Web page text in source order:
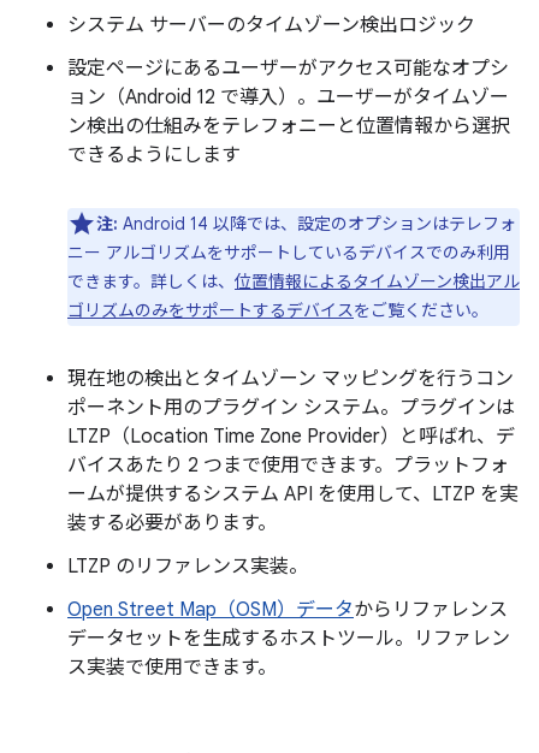
システム サーバーのタイムゾーン検出ロジック
設定ページにあるユーザーがアクセス可能なオプシ
ョン（Android 12 で導入）。ユーザーがタイムゾー
ン検出の仕組みをテレフォニーと位置情報から選択
できるようにします
注: Android 14 以降では、設定のオプションはテレフォ
ニー アルゴリズムをサポートしているデバイスでのみ利用
できます。詳しくは、 位置情報によるタイムゾーン検出アル
ゴリズムのみをサポートするデバイスをご覧ください。
現在地の検出とタイムゾーン マッピングを行うコン
ポーネント用のプラグイン システム。プラグインは
LTZP（Location Time Zone Provider）
と呼ばれ、デ
バイスあたり 2 つまで使用できます。プラットフォ
ームが提供するシステム API を使用して、LTZP を実
装する必要があります。
LTZP のリファレンス実装。
Open Street Map（OSM）データからリファレンス
データセットを生成するホストツール。リファレン
ス実装で使用できます。